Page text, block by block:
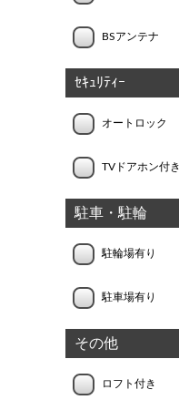
BSアンテナ
ｾｷｭﾘﾃｨｰ
オートロック
TVドアホン付き
駐車・駐輪
駐輪場有り
駐車場有り
その他
ロフト付き